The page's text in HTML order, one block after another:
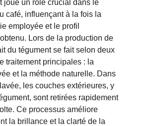
joue un rôle crucial dans le
café, influençant à la fois la
employée et le profil
Lors de la production de
du tégument se fait selon deux
traitement principales : la
et la méthode naturelle. Dans
les couches extérieures, y
sont retirées rapidement
Ce processus améliore
la brillance et la clarté de la